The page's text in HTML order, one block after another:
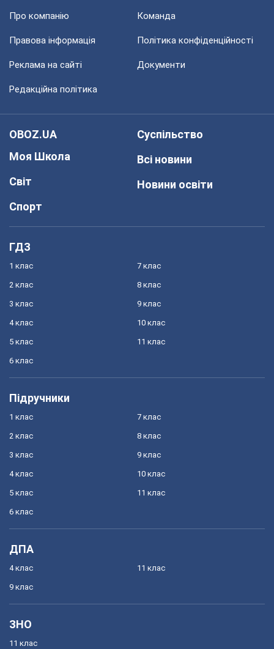
Про компанію Команда
Правова інформація Політика конфіденційності
Реклама на сайті Документи
Редакційна політика
OBOZ.UA
Моя Школа
Світ
Спорт
Суспільство
Всі новини
Новини освіти
ГДЗ
1 клас
2 клас
3 клас
4 клас
5 клас
6 клас
7 клас
8 клас
9 клас
10 клас
11 клас
Підручники
1 клас
2 клас
3 клас
4 клас
5 клас
6 клас
7 клас
8 клас
9 клас
10 клас
11 клас
ДПА
4 клас
9 клас
11 клас
ЗНО
11 клас